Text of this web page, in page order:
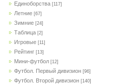
Единоборства [117]
Летние [67]
Зимние [24]
Таблица [2]
Игровые [11]
Рейтинг [13]
Мини-футбол [12]
Футбол. Первый дивизион [96]
Футбол. Второй дивизион [140]